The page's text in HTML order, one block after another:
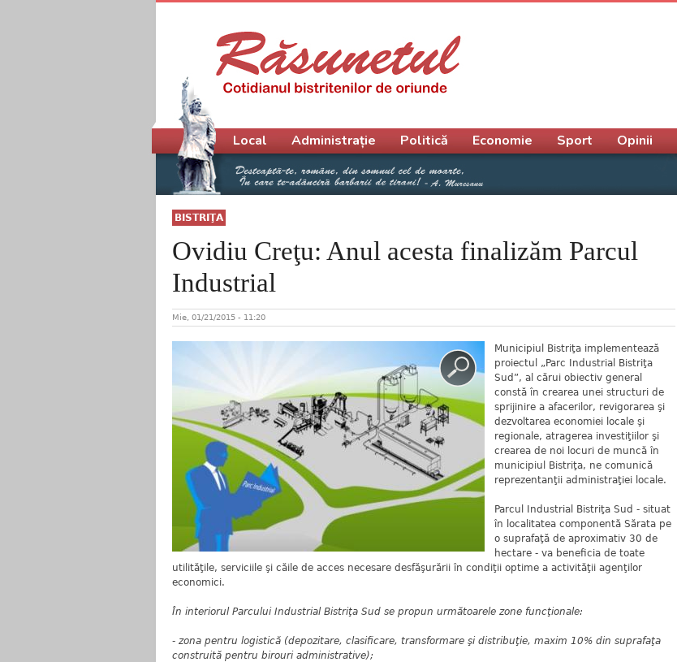
BISTRIŢA
Ovidiu Creţu: Anul acesta finalizăm Parcul
Industrial
Mie, 01/21/2015 - 11:20
Municipiul Bistriţa implementează
proiectul „Parc Industrial Bistriţa
Sud”, al cărui obiectiv general
constă în crearea unei structuri de
sprijinire a afacerilor, revigorarea şi
dezvoltarea economiei locale şi
regionale, atragerea investiţiilor şi
crearea de noi locuri de muncă în
municipiul Bistriţa, ne comunică
reprezentanţii administraţiei locale.
Parcul Industrial Bistriţa Sud - situat
în localitatea componentă Sărata pe
o suprafaţă de aproximativ 30 de
hectare - va beneficia de toate
utilităţile, serviciile şi căile de acces necesare desfăşurării în condiţii optime a activităţii agenţilor
economici.
În interiorul Parcului Industrial Bistriţa Sud se propun următoarele zone funcţionale:
- zona pentru logistică (depozitare, clasificare, transformare şi distribuţie, maxim 10% din suprafaţa
construită pentru birouri administrative);
Meniu principal
Local Administrație Politică Economie Sport Opinii